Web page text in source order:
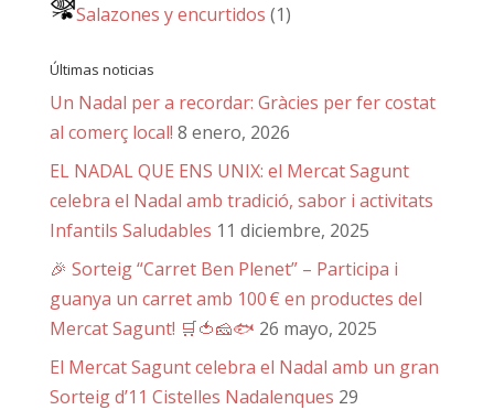
Salazones y encurtidos (1)
Últimas noticias
Un Nadal per a recordar: Gràcies per fer costat
al comerç local! 8 enero, 2026
EL NADAL QUE ENS UNIX: el Mercat Sagunt
celebra el Nadal amb tradició, sabor i activitats
Infantils Saludables 11 diciembre, 2025
🎉 Sorteig “Carret Ben Plenet” – Participa i
guanya un carret amb 100 € en productes del
Mercat Sagunt! 🛒🍅🧀🐟 26 mayo, 2025
El Mercat Sagunt celebra el Nadal amb un gran
Sorteig d’11 Cistelles Nadalenques 29